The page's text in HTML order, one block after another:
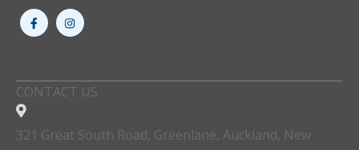
CONTACT US
321 Great South Road, Greenlane, Auckland, New